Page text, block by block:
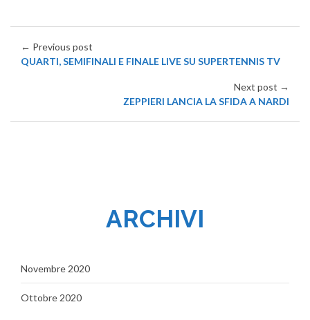
← Previous post
QUARTI, SEMIFINALI E FINALE LIVE SU SUPERTENNIS TV
Next post →
ZEPPIERI LANCIA LA SFIDA A NARDI
ARCHIVI
Novembre 2020
Ottobre 2020